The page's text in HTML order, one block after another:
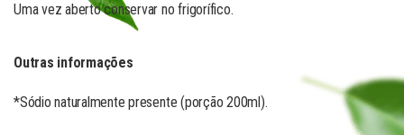
Uma vez aberto conservar no frigorífico.
Outras informações
*Sódio naturalmente presente (porção 200ml).